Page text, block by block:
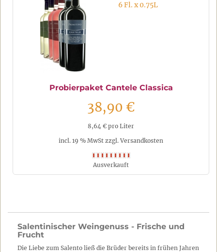
6 Fl. x 0.75L
Probierpaket Cantele Classica
38,90 €
8,64 € pro Liter
incl. 19 % MwSt zzgl. Versandkosten
Ausverkauft
Salentinischer Weingenuss - Frische und
Frucht
Die Liebe zum Salento ließ die Brüder bereits in frühen Jahren